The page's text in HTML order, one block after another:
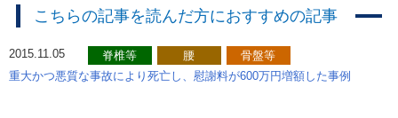
こちらの記事を読んだ方におすすめの記事
2015.11.05 脊椎等 腰
骨盤等
重大かつ悪質な事故により死亡し、慰謝料が600万円増額した事例